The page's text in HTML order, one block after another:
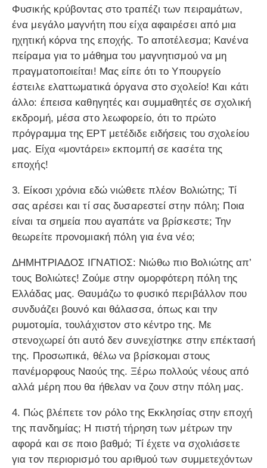
Φυσικής κρύβοντας στο τραπέζι των πειραμάτων,
ένα μεγάλο μαγνήτη που είχα αφαιρέσει από μια
ηχητική κόρνα της εποχής. Tο αποτέλεσμα; Κανένα
πείραμα για το μάθημα του μαγνητισμού να μη
πραγματοποιείται! Μας είπε ότι το Υπουργείο
έστειλε ελαττωματικά όργανα στο σχολείο! Και κάτι
άλλο: έπεισα καθηγητές και συμμαθητές σε σχολική
εκδρομή, μέσα στο λεωφορείο, ότι το πρώτο
πρόγραμμα της ΕΡΤ μετέδιδε ειδήσεις του σχολείου
μας. Είχα «μοντάρει» εκπομπή σε κασέτα της
εποχής!
3. Είκοσι χρόνια εδώ νιώθετε πλέον Βολιώτης; Τί
σας αρέσει και τί σας δυσαρεστεί στην πόλη; Ποια
είναι τα σημεία που αγαπάτε να βρίσκεστε; Την
θεωρείτε προνομιακή πόλη για ένα νέο;
ΔΗΜΗΤΡΙΑΔΟΣ ΙΓΝΑΤΙΟΣ: Νιώθω πιο Βολιώτης απ’
τους Βολιώτες! Ζούμε στην ομορφότερη πόλη της
Ελλάδας μας. Θαυμάζω το φυσικό περιβάλλον που
συνδυάζει βουνό και θάλασσα, όπως και την
ρυμοτομία, τουλάχιστον στο κέντρο της. Με
στενοχωρεί ότι αυτό δεν συνεχίστηκε στην επέκτασή
της. Προσωπικά, θέλω να βρίσκομαι στους
πανέμορφους Ναούς της. Ξέρω πολλούς νέους από
αλλά μέρη που θα ήθελαν να ζουν στην πόλη μας.
4. Πώς βλέπετε τον ρόλο της Εκκλησίας στην εποχή
της πανδημίας; Η πιστή τήρηση των μέτρων την
αφορά και σε ποιο βαθμό; Τί έχετε να σχολιάσετε
για τον περιορισμό του αριθμού των συμμετεχόντων